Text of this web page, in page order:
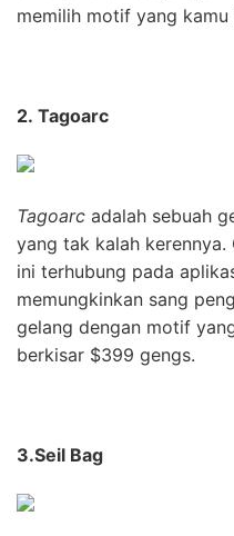
memilih motif yang kamu
2. Tagoarc
Tagoarc adalah sebuah
yang tak kalah kerennya.
ini terhubung pada
memungkinkan sang
gelang dengan motif
berkisar $399 gengs.
3.Seil Bag